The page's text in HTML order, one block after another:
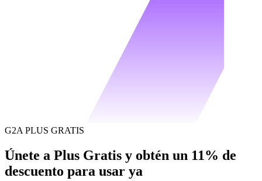
G2A PLUS GRATIS
Únete a Plus Gratis y obtén un 11% de
descuento para usar ya